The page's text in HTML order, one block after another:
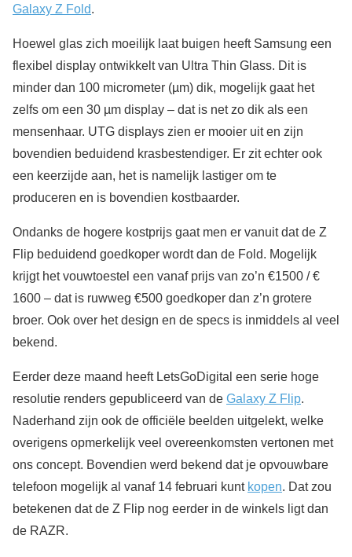
Galaxy Z Fold.
Hoewel glas zich moeilijk laat buigen heeft Samsung een
flexibel display ontwikkelt van Ultra Thin Glass. Dit is
minder dan 100 micrometer (µm) dik, mogelijk gaat het
zelfs om een 30 µm display – dat is net zo dik als een
mensenhaar. UTG displays zien er mooier uit en zijn
bovendien beduidend krasbestendiger. Er zit echter ook
een keerzijde aan, het is namelijk lastiger om te
produceren en is bovendien kostbaarder.
Ondanks de hogere kostprijs gaat men er vanuit dat de Z
Flip beduidend goedkoper wordt dan de Fold. Mogelijk
krijgt het vouwtoestel een vanaf prijs van zo’n €1500 / €
1600 – dat is ruwweg €500 goedkoper dan z’n grotere
broer. Ook over het design en de specs is inmiddels al veel
bekend.
Eerder deze maand heeft LetsGoDigital een serie hoge
resolutie renders gepubliceerd van de Galaxy Z Flip.
Naderhand zijn ook de officiële beelden uitgelekt, welke
overigens opmerkelijk veel overeenkomsten vertonen met
ons concept. Bovendien werd bekend dat je opvouwbare
telefoon mogelijk al vanaf 14 februari kunt kopen. Dat zou
betekenen dat de Z Flip nog eerder in de winkels ligt dan
de RAZR.